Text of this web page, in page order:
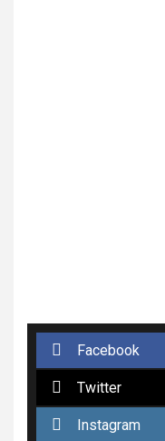
Facebook
Twitter
Instagram